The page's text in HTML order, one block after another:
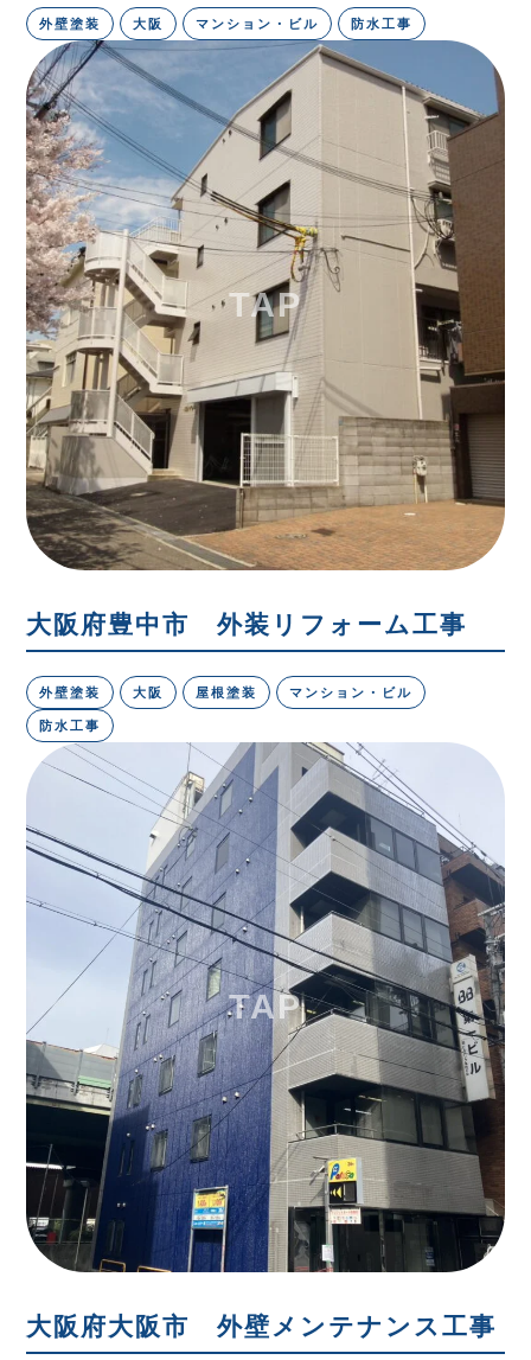
外壁塗装 大阪 マンション・ビル 防水工事
大阪府豊中市 外装リフォーム工事
外壁塗装 大阪 屋根塗装 マンション・ビル
防水工事
大阪府大阪市 外壁メンテナンス工事